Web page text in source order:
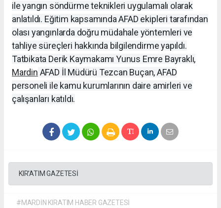
ile yangın söndürme teknikleri uygulamalı olarak
anlatıldı. Eğitim kapsamında AFAD ekipleri tarafından
olası yangınlarda doğru müdahale yöntemleri ve
tahliye süreçleri hakkında bilgilendirme yapıldı.
Tatbikata Derik Kaymakamı Yunus Emre Bayraklı,
Mardin AFAD İl Müdürü Tezcan Buçan, AFAD
personeli ile kamu kurumlarının daire amirleri ve
çalışanları katıldı.
KIR'ATIM GAZETESİ
#MARDİN KIRATIM HABER GAZETESİ